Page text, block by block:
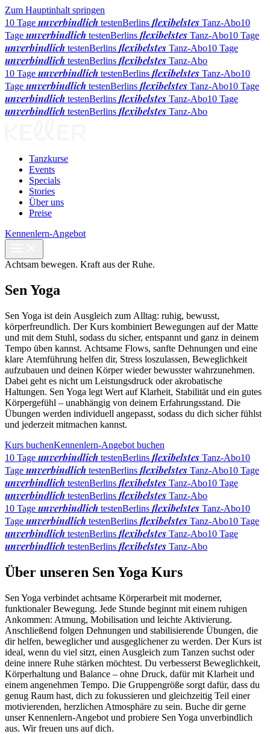
Zum Hauptinhalt springen
10 Tage unverbindlich testenBerlins flexibelstes Tanz-Abo10
Tage unverbindlich testenBerlins flexibelstes Tanz-Abo10 Tage
unverbindlich testenBerlins flexibelstes Tanz-Abo10 Tage
unverbindlich testenBerlins flexibelstes Tanz-Abo
10 Tage unverbindlich testenBerlins flexibelstes Tanz-Abo10
Tage unverbindlich testenBerlins flexibelstes Tanz-Abo10 Tage
unverbindlich testenBerlins flexibelstes Tanz-Abo10 Tage
unverbindlich testenBerlins flexibelstes Tanz-Abo
Tanzkurse
Events
Specials
Stories
Über uns
Preise
Kennenlern-Angebot
Achtsam bewegen. Kraft aus der Ruhe.
Sen Yoga
Sen Yoga ist dein Ausgleich zum Alltag: ruhig, bewusst,
körperfreundlich. Der Kurs kombiniert Bewegungen auf der Matte
und mit dem Stuhl, sodass du sicher, entspannt und ganz in deinem
Tempo üben kannst. Achtsame Flows, sanfte Dehnungen und eine
klare Atemführung helfen dir, Stress loszulassen, Beweglichkeit
aufzubauen und deinen Körper wieder bewusster wahrzunehmen.
Dabei geht es nicht um Leistungsdruck oder akrobatische
Haltungen. Sen Yoga legt Wert auf Klarheit, Stabilität und ein gutes
Körpergefühl – unabhängig von deinem Erfahrungsstand. Die
Übungen werden individuell angepasst, sodass du dich sicher fühlst
und jederzeit mitmachen kannst.
Kurs buchenKennenlern-Angebot buchen
10 Tage unverbindlich testenBerlins flexibelstes Tanz-Abo10
Tage unverbindlich testenBerlins flexibelstes Tanz-Abo10 Tage
unverbindlich testenBerlins flexibelstes Tanz-Abo10 Tage
unverbindlich testenBerlins flexibelstes Tanz-Abo
10 Tage unverbindlich testenBerlins flexibelstes Tanz-Abo10
Tage unverbindlich testenBerlins flexibelstes Tanz-Abo10 Tage
unverbindlich testenBerlins flexibelstes Tanz-Abo10 Tage
unverbindlich testenBerlins flexibelstes Tanz-Abo
Über unseren Sen Yoga Kurs
Sen Yoga verbindet achtsame Körperarbeit mit moderner,
funktionaler Bewegung. Jede Stunde beginnt mit einem ruhigen
Ankommen: Atmung, Mobilisation und leichte Aktivierung.
Anschließend folgen Dehnungen und stabilisierende Übungen, die
dir helfen, beweglicher und ausgeglichener zu werden. Der Kurs ist
ideal, wenn du viel sitzt, einen Ausgleich zum Tanzen suchst oder
deine innere Ruhe stärken möchtest. Du verbesserst Beweglichkeit,
Körperhaltung und Balance – ohne Druck, dafür mit Klarheit und
einem angenehmen Tempo. Die Gruppengröße sorgt dafür, dass du
genug Raum hast, dich zu fokussieren und gleichzeitig Teil einer
motivierenden, herzlichen Atmosphäre zu sein. Buche dir gerne
unser Kennenlern-Angebot und probiere Sen Yoga unverbindlich
aus. Wir freuen uns auf dich.